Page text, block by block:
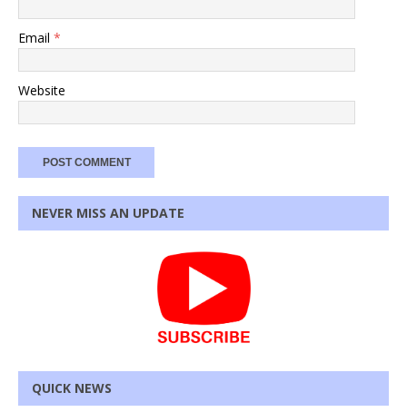
Email *
Website
NEVER MISS AN UPDATE
QUICK NEWS